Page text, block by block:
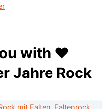
with ♥️
Jahre Rock